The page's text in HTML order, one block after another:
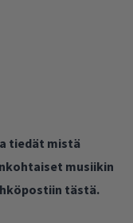
tiedät mistä
musiikin
tästä.